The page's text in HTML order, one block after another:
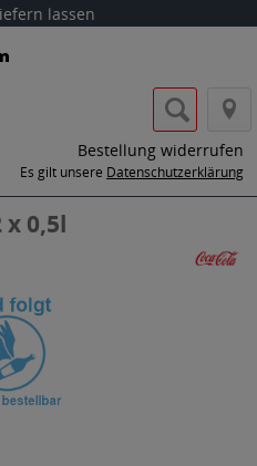
lassen
Bestellung widerrufen
Es gilt unsere Datenschutzerklärung
x 0,5l